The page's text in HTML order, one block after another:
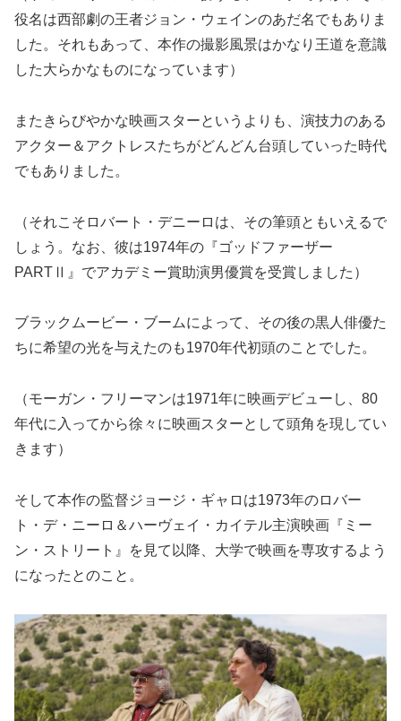
役名は西部劇の王者ジョン・ウェインのあだ名でもありま
した。それもあって、本作の撮影風景はかなり王道を意識
した大らかなものになっています）
またきらびやかな映画スターというよりも、演技力のある
アクター＆アクトレスたちがどんどん台頭していった時代
でもありました。
（それこそロバート・デニーロは、その筆頭ともいえるで
しょう。なお、彼は1974年の『ゴッドファーザー
PARTⅡ』でアカデミー賞助演男優賞を受賞しました）
ブラックムービー・ブームによって、その後の黒人俳優た
ちに希望の光を与えたのも1970年代初頭のことでした。
（モーガン・フリーマンは1971年に映画デビューし、80
年代に入ってから徐々に映画スターとして頭角を現してい
きます）
そして本作の監督ジョージ・ギャロは1973年のロバー
ト・デ・ニーロ＆ハーヴェイ・カイテル主演映画『ミー
ン・ストリート』を見て以降、大学で映画を専攻するよう
になったとのこと。